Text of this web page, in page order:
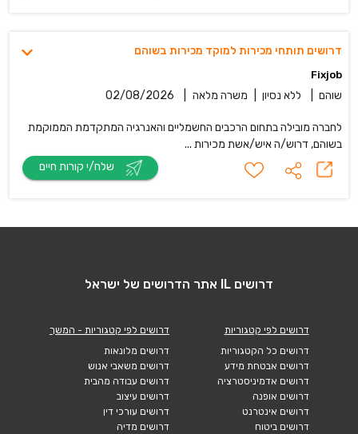
דרושים תותחי מכירות למוקד מכירות בשוהם
Fixjob
שוהם ללא נסיון משרה מלאה 02/08/2026
לחברה מובילה בתחום הרכבים החשמליים והאנרגיה המתקדמת הממוקמת
בשוהם, דרוש/ה איש/אשת מכירות ...
דרושים IL אתר הדרושים של ישראל
דרושים לפי קטגוריות
דרושים כל הקטגוריות
דרושים אבטחת מידע
דרושים אדמיניסטרציה
דרושים אופנה
דרושים אינטרנט
דרושים ביטוח
דרושים לפי קטגוריות - המשך
דרושים מלונאות
דרושים משאבי אנוש
דרושים עבודה מהבית
דרושים עיצוב
דרושים עורכי דין
דרושים מדיה